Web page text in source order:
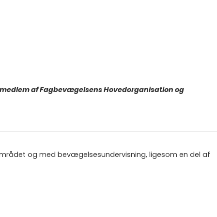
af Fagbevægelsens Hovedorganisation og
og med bevægelsesundervisning, ligesom en del af